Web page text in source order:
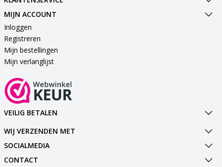
MIJN ACCOUNT
Inloggen
Registreren
Mijn bestellingen
Mijn verlanglijst
VEILIG BETALEN
WIJ VERZENDEN MET
SOCIALMEDIA
CONTACT